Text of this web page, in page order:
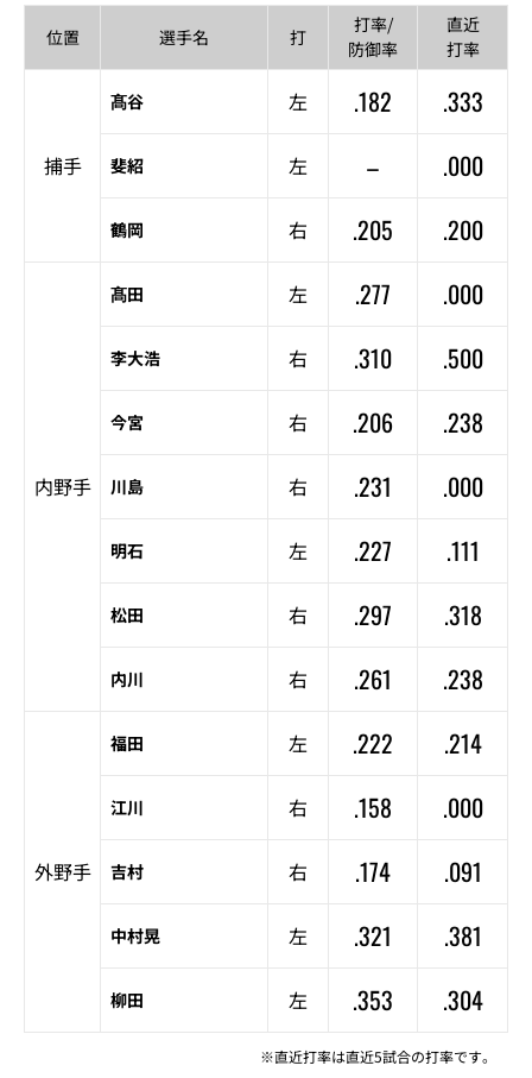
位置 選手名 打
打率/
防御率
直近
打率
捕手
髙谷 左 .182 .333
斐紹 左 – .000
鶴岡 右 .205 .200
内野手
髙田 左 .277 .000
李大浩 右 .310 .500
今宮 右 .206 .238
川島 右 .231 .000
明石 左 .227 .111
松田 右 .297 .318
内川 右 .261 .238
外野手
福田 左 .222 .214
江川 右 .158 .000
吉村 右 .174 .091
中村晃 左 .321 .381
柳田 左 .353 .304
※直近打率は直近5試合の打率です。